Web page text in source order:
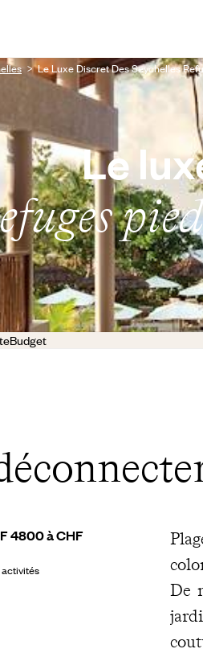
Le Luxe Discret Des Seychelles
Le
Budget
4800 à CHF
activités
De